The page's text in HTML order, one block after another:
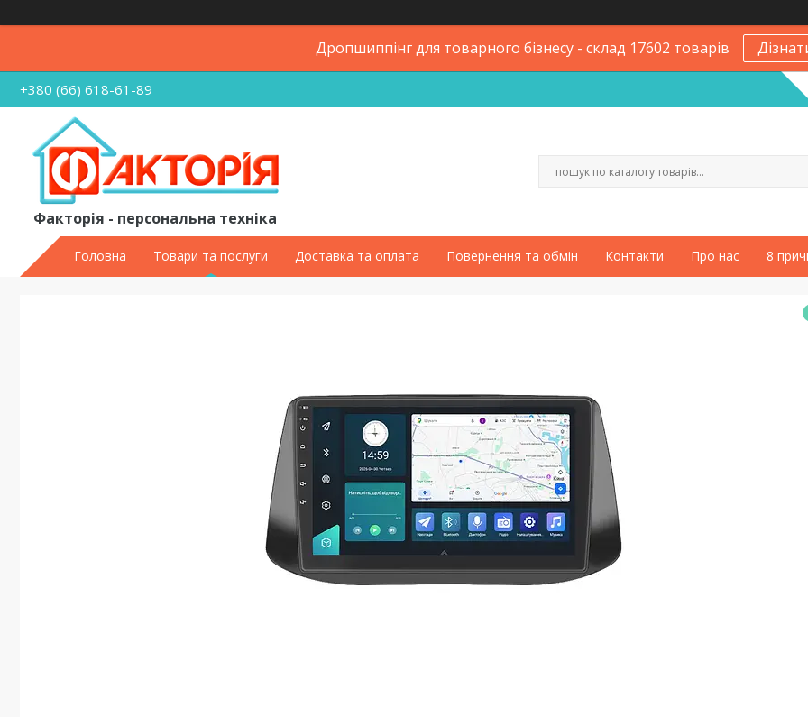
Дропшиппінг для товарного бізнесу - склад 17602 товарів
+380 (66) 618-61-89
Факторія - персональна техніка
Головна Товари та послуги Доставка та оплата Повернення та обмін Контакти Про нас 8